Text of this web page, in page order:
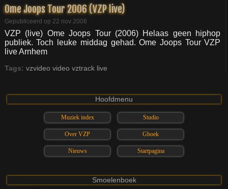
Ome Joops Tour 2006 (VZP live)
Gepubliceerd op 22 nov 2006
VZP (live) Ome Joops Tour (2006) Helaas geen hiphop
publiek. Toch leuke middag gehad. Ome Joops Tour VZP
live Arnhem
Tags: vzvideo video vztrack live
Hoofdmenu
Muziek index Studio
Over VZP Gboek
Nieuws Startpagina
Smoelenboek